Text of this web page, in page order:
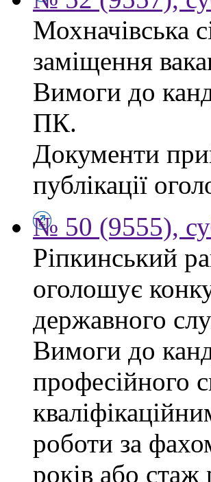
Мохначівська
заміщення
Вимоги до
ПК.
Документи
публікації
№ 50 (9555),
Ріпкинський
оголошує
державного
Вимоги до
професійного
роботи за
років або стаж